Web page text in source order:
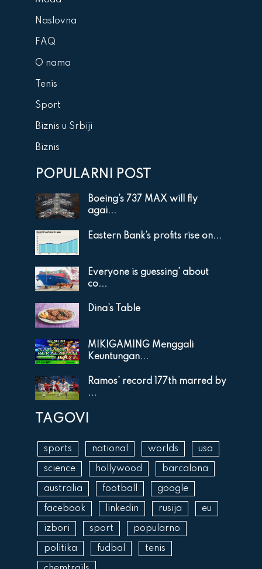
Naslovna
FAQ
O nama
Tenis
Sport
Biznis u Srbiji
Biznis
POPULARNI POST
Boeing’s 737 MAX will fly
agai...
Eastern Bank’s profits rise on...
Everyone is guessing’ about
co...
Dina’s Table
MIKIGAMING Menggali
Keuntungan...
Ramos’ record 177th marred by
...
TAGOVI
sports national worlds usa
science hollywood barcalona
australia football google
facebook linkedin rusija eu
izbori sport popularno
politika fudbal tenis